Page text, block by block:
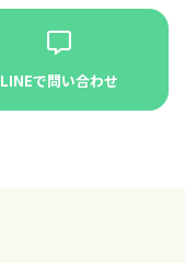
LINEで問い合わせ